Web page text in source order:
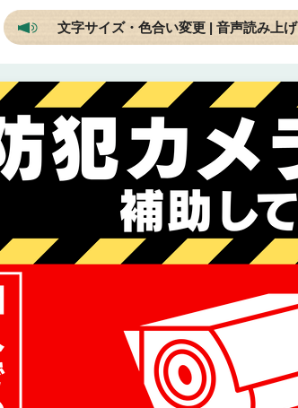
文字サイズ・色合い変更 | 音声読み上げ